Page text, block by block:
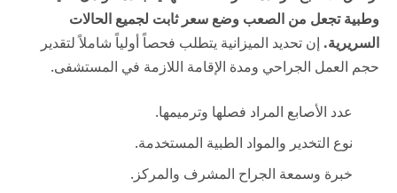
وطبية تجعل من الصعب وضع سعر ثابت لجميع الحالات
السريرية. إن تحديد الميزانية يتطلب فحصاً أولياً شاملاً لتقدير
حجم العمل الجراحي ومدة الإقامة اللازمة في المستشفى.
عدد الأصابع المراد فصلها وترميمها.
نوع التخدير والمواد الطبية المستخدمة.
خبرة وسمعة الجراح المشرف والمركز.